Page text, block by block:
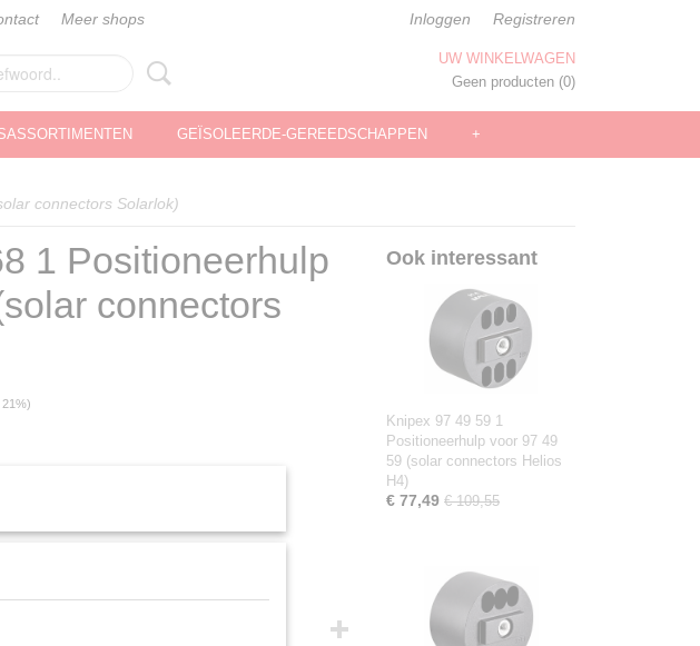
Meer shops Inloggen Registreren
UW WINKELWAGEN
Geen producten (0)
GEÏSOLEERDE-GEREEDSCHAPPEN +
connectors Solarlok)
1 Positioneerhulp
connectors
Ook interessant
Knipex 97 49 59 1
Positioneerhulp voor 97 49
59 (solar connectors Helios
H4)
€ 77,49 € 109,55